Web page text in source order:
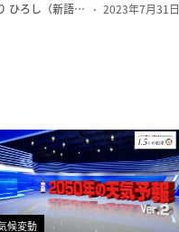
もり ひろし（新語ウォッチャー） 2023年7月31日
候変動